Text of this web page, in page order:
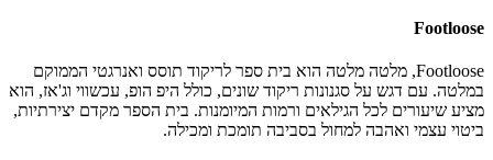
Footloose
Footloose, מלטה מלטה הוא בית ספר לריקוד תוסס ואנרגטי הממוקם
במלטה. עם דגש על סגנונות ריקוד שונים, כולל היפ הופ, עכשווי וג'אז, הוא
מציע שיעורים לכל הגילאים ורמות המיומנות. בית הספר מקדם יצירתיות,
ביטוי עצמי ואהבה למחול בסביבה תומכת ומכילה.